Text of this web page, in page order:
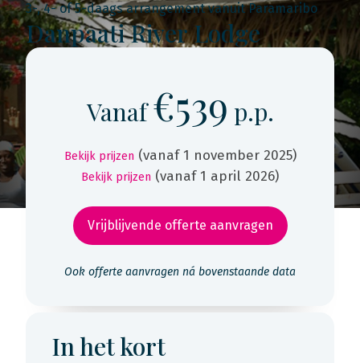
3-, 4- of 5-daags arrangement vanuit Paramaribo
Danpaati River Lodge
Vanaf€539 p.p.
Bekijk prijzen (vanaf 1 november 2025)
Bekijk prijzen (vanaf 1 april 2026)
Vrijblijvende offerte aanvragen
Ook offerte aanvragen ná bovenstaande data
In het kort